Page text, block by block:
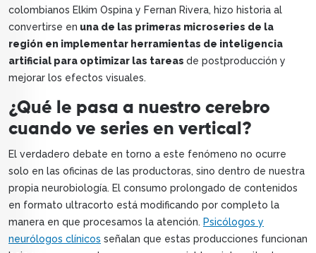
colombianos Elkim Ospina y Fernan Rivera, hizo historia al
convertirse en una de las primeras microseries de la
región en implementar herramientas de inteligencia
artificial para optimizar las tareas de postproducción y
mejorar los efectos visuales.
¿Qué le pasa a nuestro cerebro
cuando ve series en vertical?
El verdadero debate en torno a este fenómeno no ocurre
solo en las oficinas de las productoras, sino dentro de nuestra
propia neurobiología. El consumo prolongado de contenidos
en formato ultracorto está modificando por completo la
manera en que procesamos la atención. Psicólogos y
neurólogos clínicos señalan que estas producciones funcionan